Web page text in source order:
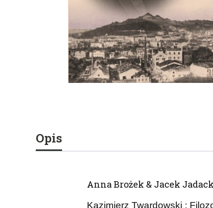
Opis
Anna Brożek & Jacek
Kazimierz Twardowski :